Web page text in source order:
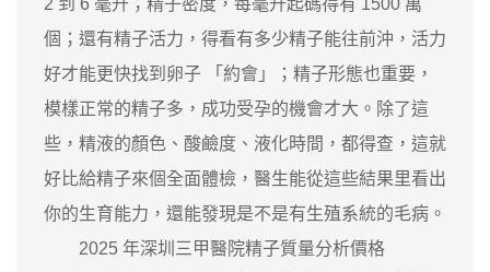
個；還有精子活力，得看有多少精子能往前沖，活力
好才能更快找到卵子 「約會」；精子形態也重要，
模樣正常的精子多，成功受孕的機會才大。除了這
些，精液的顏色、酸鹼度、液化時間，都得查，這就
好比給精子來個全面體檢，醫生能從這些結果里看出
你的生育能力，還能發現是不是有生殖系統的毛病。
2025 年深圳三甲醫院精子質量分析價格